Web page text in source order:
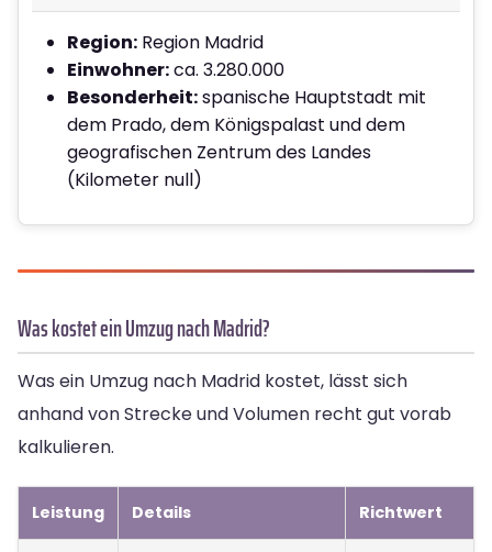
Region: Region Madrid
Einwohner:ca. 3.280.000
Besonderheit:spanische Hauptstadt mit
dem Prado, dem Königspalast und dem
geografischen Zentrum des Landes
(Kilometer null)
Was kostet ein Umzug nach Madrid?
Was ein Umzug nach Madrid kostet, lässt sich
anhand von Strecke und Volumen recht gut vorab
kalkulieren.
Leistung Details Richtwert